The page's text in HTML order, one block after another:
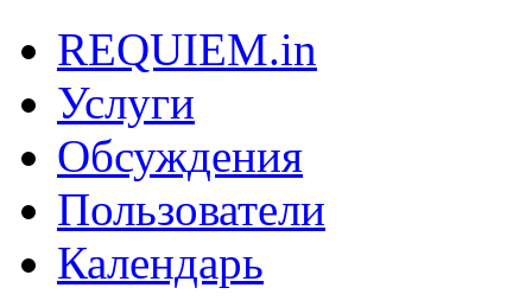
REQUIEM.in
Услуги
Обсуждения
Пользователи
Календарь